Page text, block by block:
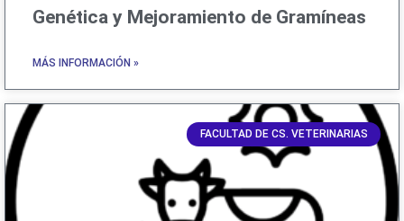
Genética y Mejoramiento de Gramíneas
MÁS INFORMACIÓN »
FACULTAD DE CS. VETERINARIAS